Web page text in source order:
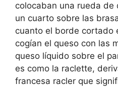
colocaban una rueda de
un cuarto sobre las
cuanto el borde cortado
cogían el queso con las
queso líquido sobre el
es como la raclette,
francesa racler que